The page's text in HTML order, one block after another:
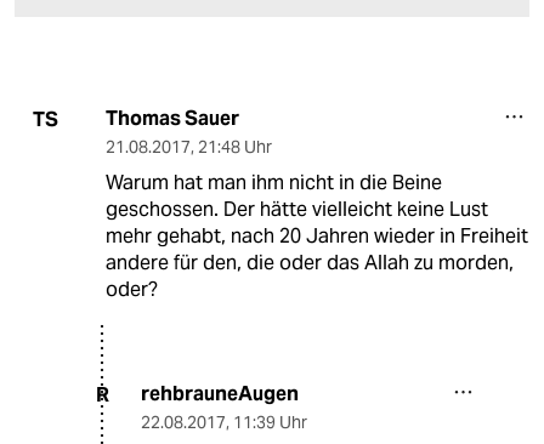
TS Thomas Sauer
21.08.2017, 21:48 Uhr
Warum hat man ihm nicht in die Beine
geschossen. Der hätte vielleicht keine Lust
mehr gehabt, nach 20 Jahren wieder in Freiheit
andere für den, die oder das Allah zu morden,
oder?
R rehbrauneAugen
22.08.2017, 11:39 Uhr